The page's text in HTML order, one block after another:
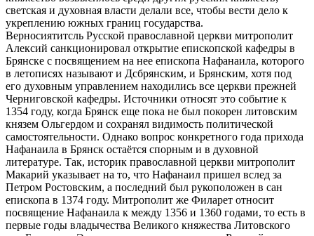
светская и духовная власти делали все, чтобы вести дело к
укреплению южных границ государства.
Верносиятитсль Русской православной церкви митрополит
Алексий санкционировал открытие епископской ка­федры в
Брянске с посвящением на нее епископа Нафанаила, которого
в летописях называют и Дсбрянским, и Брян­ским, хотя под
его духовным управлением находились все церкви прежней
Черниговской кафедры. Источники отно­сят это событие к
1354 году, когда Брянск еще пока не был покорен литовским
князем Ольгердом и сохранял види­мость политической
самостоятельности. Однако вопрос конкретного года прихода
Нафанаила в Брянск остаётся спорным и в духовной
литературе. Так, историк право­славной церкви митрополит
Макарий указывает на то, что Нафанаил пришел вслед за
Петром Ростовским, а послед­ний был рукоположен в сан
епископа в 1374 году. Митро­полит же Филарет относит
посвящение Нафанаила к меж­ду 1356 и 1360 годами, то есть в
первые годы владычества Великого княжества Литовского